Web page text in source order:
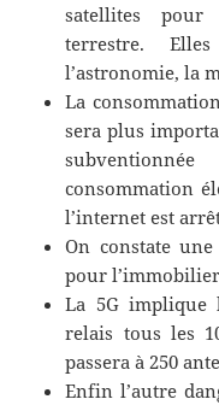
satellites
terrestre.
l’astronomie, la
La
sera plus
consommation
l’internet est
On constate
pour
La 5G implique
relais tous les
passera à 250
Enfin l’autre